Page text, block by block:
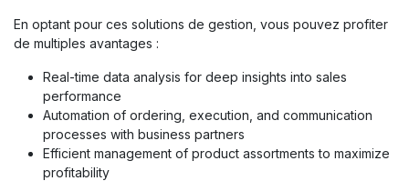
En optant pour ces solutions de gestion, vous pouvez profiter
de multiples avantages :
Real-time data analysis for deep insights into sales
performance
Automation of ordering, execution, and communication
processes with business partners
Efficient management of product assortments to maximize
profitability